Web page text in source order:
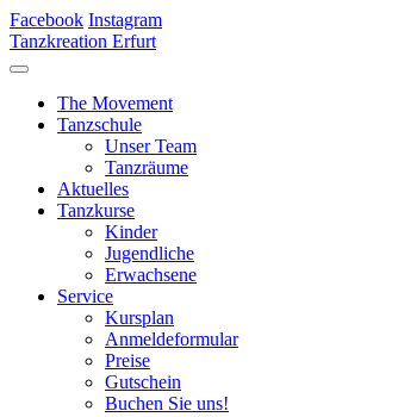
Facebook Instagram
Tanzkreation Erfurt
The Movement
Tanzschule
Unser Team
Tanzräume
Aktuelles
Tanzkurse
Kinder
Jugendliche
Erwachsene
Service
Kursplan
Anmeldeformular
Preise
Gutschein
Buchen Sie uns!